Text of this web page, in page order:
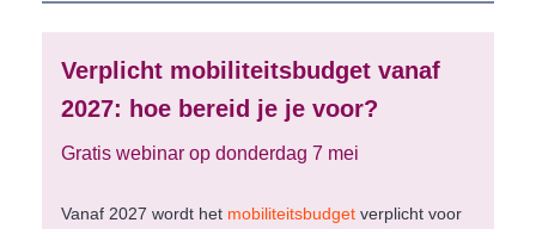
Verplicht mobiliteitsbudget vanaf
2027: hoe bereid je je voor?
Gratis webinar op donderdag 7 mei
Vanaf 2027 wordt het mobiliteitsbudget verplicht voor